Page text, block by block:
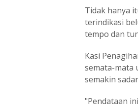
Tidak hanya
terindikasi
tempo dan
Kasi
semata-mata
semakin
"Pendataan